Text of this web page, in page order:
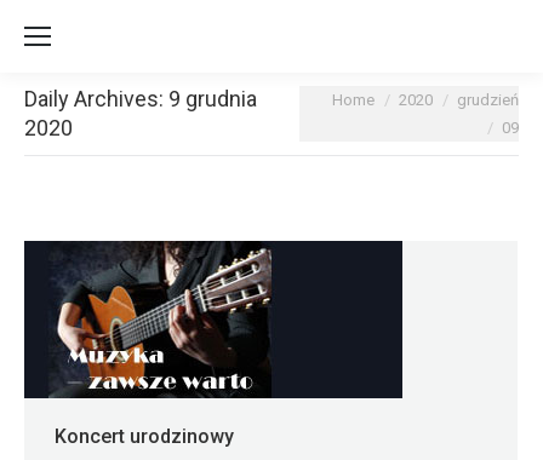
Daily Archives: 9 grudnia
2020
You are here:
Home 2020
grudzień
09
Koncert urodzinowy